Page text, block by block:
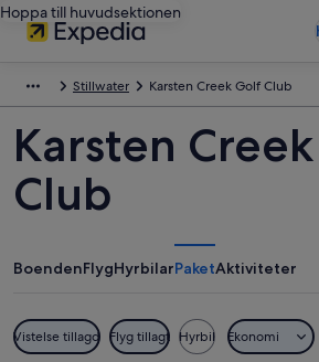
Hoppa till huvudsektionen
Stillwater Karsten Creek Golf Club
Karsten
Club
BoendenFlygHyrbilarPaketAktiviteter
Vistelse tillagd Flyg tillagt Hyrbil Ekonomi